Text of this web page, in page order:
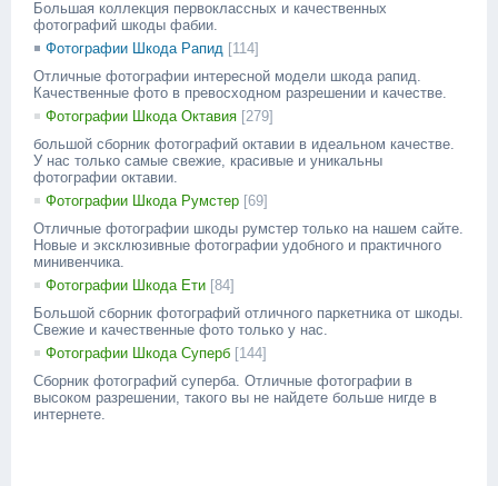
Большая коллекция первоклассных и качественных
фотографий шкоды фабии.
Фотографии Шкода Рапид [114]
Отличные фотографии интересной модели шкода рапид.
Качественные фото в превосходном разрешении и качестве.
Фотографии Шкода Октавия [279]
большой сборник фотографий октавии в идеальном качестве.
У нас только самые свежие, красивые и уникальны
фотографии октавии.
Фотографии Шкода Румстер [69]
Отличные фотографии шкоды румстер только на нашем сайте.
Новые и эксклюзивные фотографии удобного и практичного
минивенчика.
Фотографии Шкода Ети [84]
Большой сборник фотографий отличного паркетника от шкоды.
Свежие и качественные фото только у нас.
Фотографии Шкода Суперб [144]
Сборник фотографий суперба. Отличные фотографии в
высоком разрешении, такого вы не найдете больше нигде в
интернете.